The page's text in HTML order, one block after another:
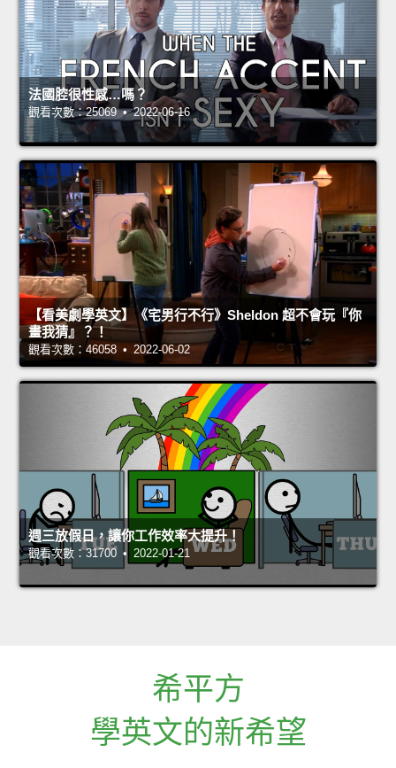
法國腔很性感…嗎？
觀看次數：25069 • 2022-06-16
【看美劇學英文】《宅男行不行》Sheldon 超不會玩『你
畫我猜』？！
觀看次數：46058 • 2022-06-02
週三放假日，讓你工作效率大提升！
觀看次數：31700 • 2022-01-21
希平方
學英文的新希望